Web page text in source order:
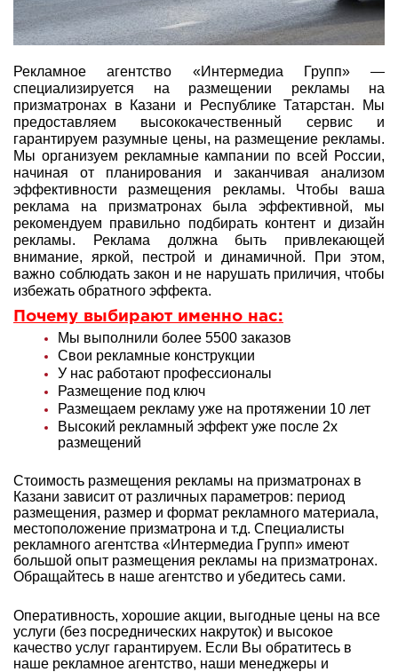
Рекламное агентство «Интермедиа Групп» —
специализируется на размещении рекламы на
призматронах в Казани и Республике Татарстан. Мы
предоставляем высококачественный сервис и
гарантируем разумные цены, на размещение рекламы.
Мы организуем рекламные кампании по всей России,
начиная от планирования и заканчивая анализом
эффективности размещения рекламы. Чтобы ваша
реклама на призматронах была эффективной, мы
рекомендуем правильно подбирать контент и дизайн
рекламы. Реклама должна быть привлекающей
внимание, яркой, пестрой и динамичной. При этом,
важно соблюдать закон и не нарушать приличия, чтобы
избежать обратного эффекта.
Почему выбирают именно нас:
Мы выполнили более 5500 заказов
Свои рекламные конструкции
У нас работают профессионалы
Размещение под ключ
Размещаем рекламу уже на протяжении 10 лет
Высокий рекламный эффект уже после 2х
размещений
Стоимость размещения рекламы на призматронах в
Казани зависит от различных параметров: период
размещения, размер и формат рекламного материала,
местоположение призматрона и т.д. Специалисты
рекламного агентства «Интермедиа Групп» имеют
большой опыт размещения рекламы на призматронах.
Обращайтесь в наше агентство и убедитесь сами.
Оперативность, хорошие акции, выгодные цены на все
услуги (без посреднических накруток) и высокое
качество услуг гарантируем. Если Вы обратитесь в
наше рекламное агентство, наши менеджеры и